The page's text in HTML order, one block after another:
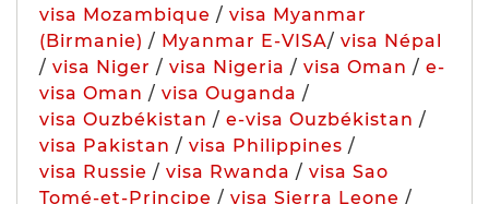
visa Mozambique / visa Myanmar
(Birmanie) / Myanmar E-VISA/ visa Népal
/ visa Niger / visa Nigeria / visa Oman / e-
visa Oman / visa Ouganda /
visa Ouzbékistan / e-visa Ouzbékistan /
visa Pakistan / visa Philippines /
visa Russie / visa Rwanda / visa Sao
Tomé-et-Principe / visa Sierra Leone /